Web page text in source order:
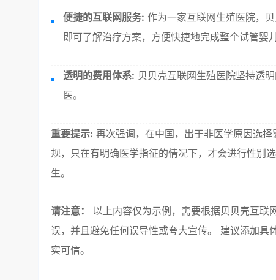
便捷的互联网服务: 作为一家互联网生殖医院，
即可了解治疗方案，方便快捷地完成整个试管婴
透明的费用体系: 贝贝壳互联网生殖医院坚持透
医。
重要提示: 再次强调，在中国，出于非医学原因选
规，只在有明确医学指征的情况下，才会进行性别
生。
请注意：
以上内容仅为示例，需要根据贝贝壳互
误，并且避免任何误导性或夸大宣传。 建议添加
实可信。